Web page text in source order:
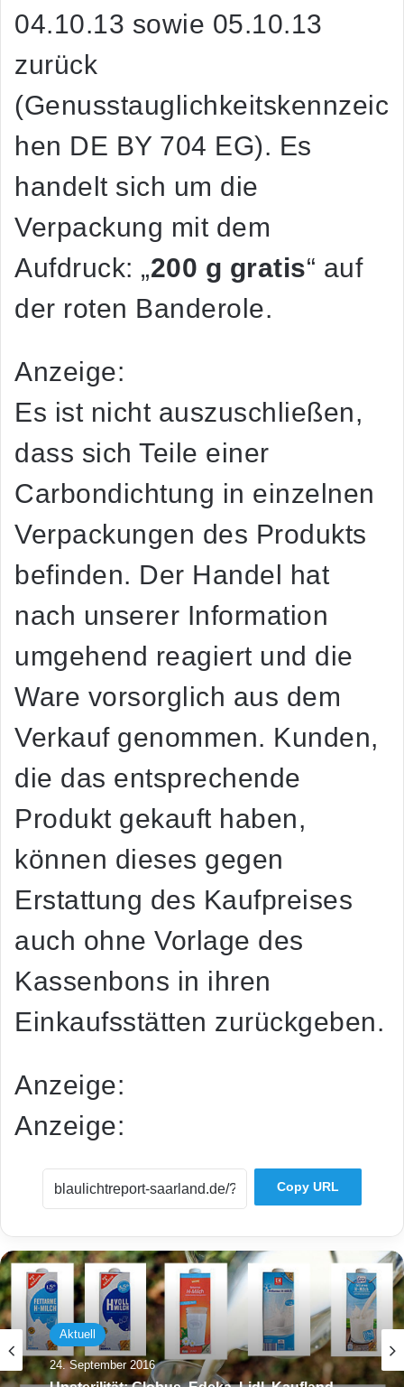
04.10.13 sowie 05.10.13
zurück
(Genusstauglichkeitskennzeic
hen DE BY 704 EG). Es
handelt sich um die
Verpackung mit dem
Aufdruck: „200 g gratis“ auf
der roten Banderole.
Anzeige:
Es ist nicht auszuschließen,
dass sich Teile einer
Carbondichtung in einzelnen
Verpackungen des Produkts
befinden. Der Handel hat
nach unserer Information
umgehend reagiert und die
Ware vorsorglich aus dem
Verkauf genommen. Kunden,
die das entsprechende
Produkt gekauft haben,
können dieses gegen
Erstattung des Kaufpreises
auch ohne Vorlage des
Kassenbons in ihren
Einkaufsstätten zurückgeben.
Anzeige:
Anzeige:
Copy URL
Aktuell
24. September 2016